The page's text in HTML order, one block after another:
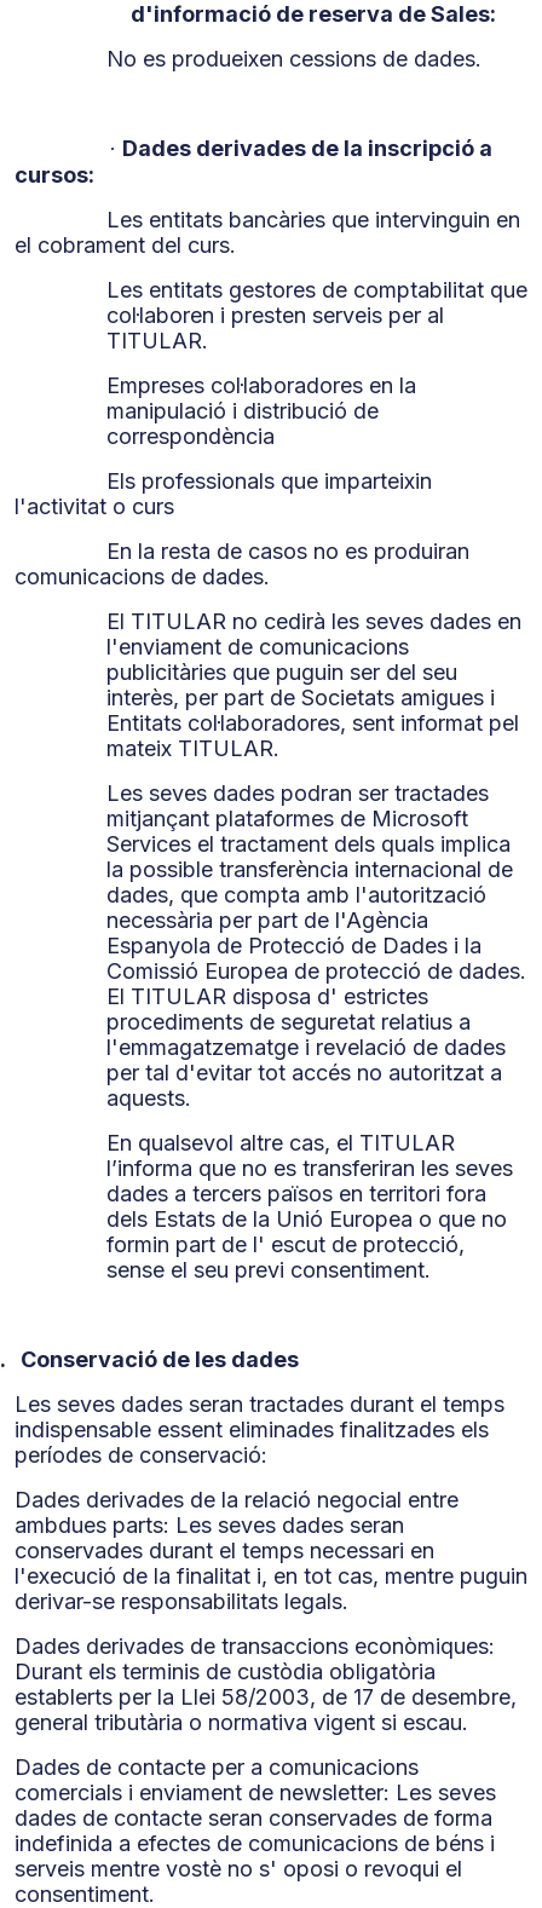
d'informació de reserva de Sales:
No es produeixen cessions de dades.
· Dades derivades de la inscripció a
cursos:
Les entitats bancàries que intervinguin en
el cobrament del curs.
Les entitats gestores de comptabilitat que
col·laboren i presten serveis per al
TITULAR.
Empreses col·laboradores en la
manipulació i distribució de
correspondència
Els professionals que imparteixin
l'activitat o curs
En la resta de casos no es produiran
comunicacions de dades.
El TITULAR no cedirà les seves dades en
l'enviament de comunicacions
publicitàries que puguin ser del seu
interès, per part de Societats amigues i
Entitats col·laboradores, sent informat pel
mateix TITULAR.
Les seves dades podran ser tractades
mitjançant plataformes de Microsoft
Services el tractament dels quals implica
la possible transferència internacional de
dades, que compta amb l'autorització
necessària per part de l'Agència
Espanyola de Protecció de Dades i la
Comissió Europea de protecció de dades.
El TITULAR disposa d' estrictes
procediments de seguretat relatius a
l'emmagatzematge i revelació de dades
per tal d'evitar tot accés no autoritzat a
aquests.
En qualsevol altre cas, el TITULAR
l’informa que no es transferiran les seves
dades a tercers països en territori fora
dels Estats de la Unió Europea o que no
formin part de l' escut de protecció,
sense el seu previ consentiment.
Conservació de les dades
Les seves dades seran tractades durant el temps
indispensable essent eliminades finalitzades els
períodes de conservació:
Dades derivades de la relació negocial entre
ambdues parts: Les seves dades seran
conservades durant el temps necessari en
l'execució de la finalitat i, en tot cas, mentre puguin
derivar-se responsabilitats legals.
Dades derivades de transaccions econòmiques:
Durant els terminis de custòdia obligatòria
establerts per la Llei 58/2003, de 17 de desembre,
general tributària o normativa vigent si escau.
Dades de contacte per a comunicacions
comercials i enviament de newsletter: Les seves
dades de contacte seran conservades de forma
indefinida a efectes de comunicacions de béns i
serveis mentre vostè no s' oposi o revoqui el
consentiment.